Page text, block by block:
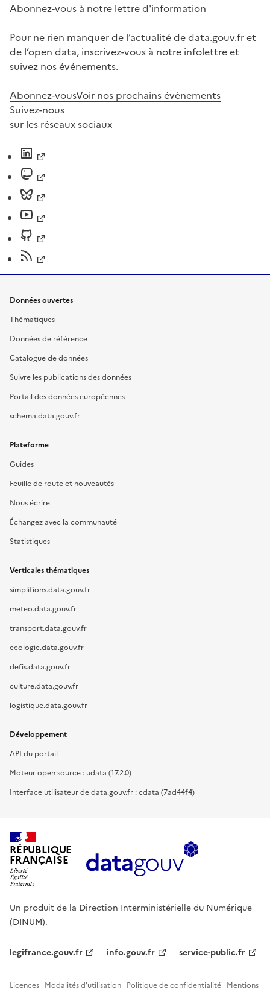
Abonnez-vous à notre lettre d'information
Pour ne rien manquer de l’actualité de data.gouv.fr et
de l’open data, inscrivez-vous à notre infolettre et
suivez nos événements.
Abonnez-vousVoir nos prochains évènements
Suivez-nous
sur les réseaux sociaux
Données ouvertes
Thématiques
Données de référence
Catalogue de données
Suivre les publications des données
Portail des données européennes
schema.data.gouv.fr
Plateforme
Guides
Feuille de route et nouveautés
Nous écrire
Échangez avec la communauté
Statistiques
Verticales thématiques
simplifions.data.gouv.fr
meteo.data.gouv.fr
transport.data.gouv.fr
ecologie.data.gouv.fr
defis.data.gouv.fr
culture.data.gouv.fr
logistique.data.gouv.fr
Développement
API du portail
Moteur open source : udata (17.2.0)
Interface utilisateur de data.gouv.fr : cdata (7ad44f4)
RÉPUBLIQUE
FRANÇAISE
Un produit de la Direction Interministérielle du Numérique
(DINUM).
legifrance.gouv.fr info.gouv.fr service-public.fr
Licences Modalités d'utilisation Politique de confidentialité Mentions